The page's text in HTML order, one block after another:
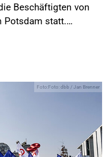
Beschäftigten von
Potsdam statt.…
Foto:Foto: dbb / Jan Brenner